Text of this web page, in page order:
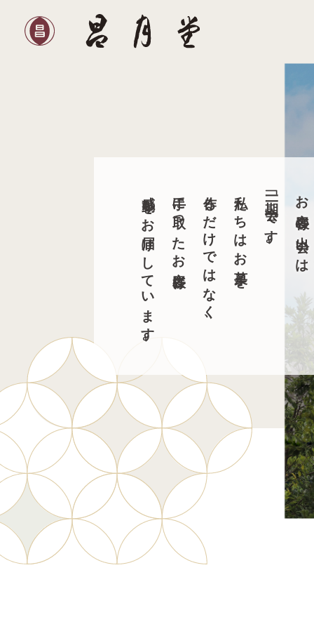
お客様の出会いは
「一期一会」です。
私たちはお菓子を
作るだけではなく、
手に取ったお客様に
感動をお届けしています。